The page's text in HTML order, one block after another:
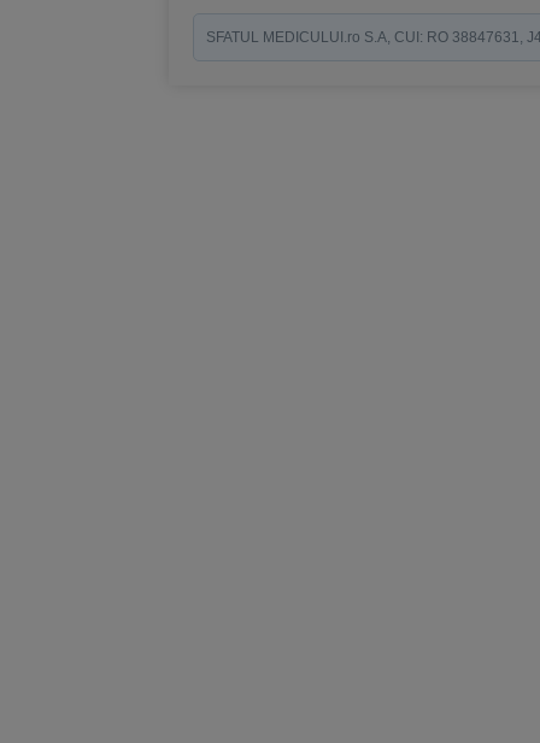
SFATUL MEDICULUI.ro S.A, CUI: RO 38847631,